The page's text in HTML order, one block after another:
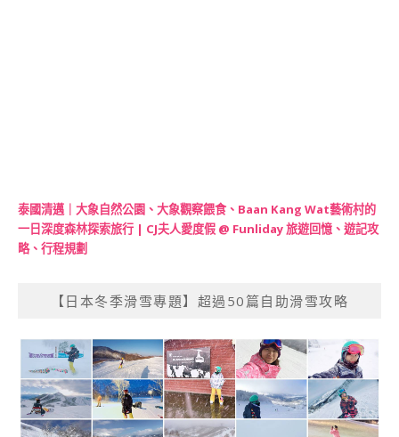
泰國清邁｜大象自然公園、大象觀察餵食、Baan Kang Wat藝術村的
一日深度森林探索旅行 | CJ夫人愛度假 @ Funliday 旅遊回憶、遊記攻
略、行程規劃
【日本冬季滑雪專題】超過50篇自助滑雪攻略